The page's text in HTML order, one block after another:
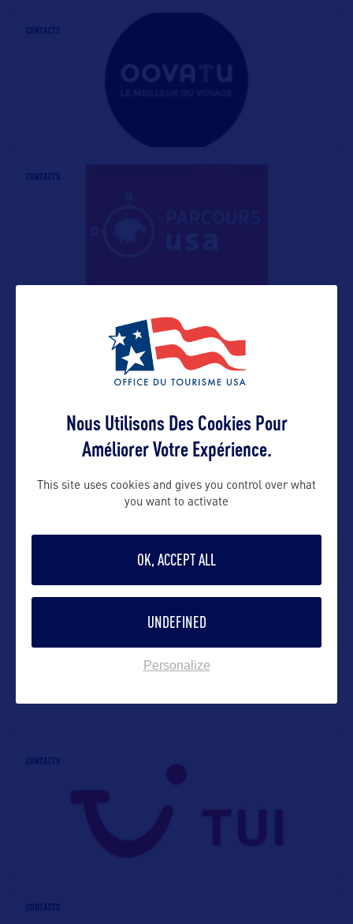
CONTACTS
CONTACTS
CONTACTS
CONTACTS
Nous Utilisons Des Cookies Pour
Améliorer Votre Expérience.
This site uses cookies and gives you control over what
you want to activate
OK, ACCEPT ALL
UNDEFINED
Personalize